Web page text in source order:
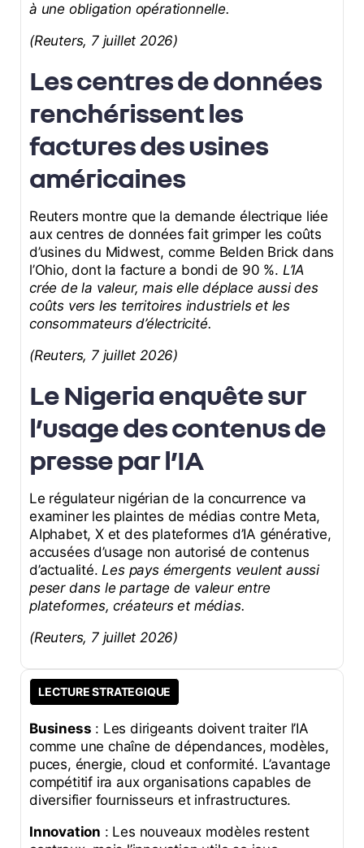
à une obligation opérationnelle.
(Reuters, 7 juillet 2026)
Les centres de données
renchérissent les
factures des usines
américaines
Reuters montre que la demande électrique liée
aux centres de données fait grimper les coûts
d’usines du Midwest, comme Belden Brick dans
l’Ohio, dont la facture a bondi de 90 %. L’IA
crée de la valeur, mais elle déplace aussi des
coûts vers les territoires industriels et les
consommateurs d’électricité.
(Reuters, 7 juillet 2026)
Le Nigeria enquête sur
l’usage des contenus de
presse par l’IA
Le régulateur nigérian de la concurrence va
examiner les plaintes de médias contre Meta,
Alphabet, X et des plateformes d’IA générative,
accusées d’usage non autorisé de contenus
d’actualité. Les pays émergents veulent aussi
peser dans le partage de valeur entre
plateformes, créateurs et médias.
(Reuters, 7 juillet 2026)
LECTURE STRATEGIQUE
Business : Les dirigeants doivent traiter l’IA
comme une chaîne de dépendances, modèles,
puces, énergie, cloud et conformité. L’avantage
compétitif ira aux organisations capables de
diversifier fournisseurs et infrastructures.
Innovation : Les nouveaux modèles restent